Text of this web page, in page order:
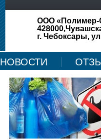
ООО «Полимер-
г. Чебоксары,
НОВОСТИ